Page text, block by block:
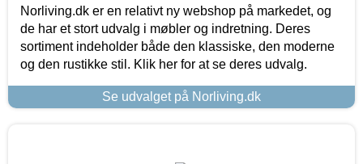
Norliving.dk er en relativt ny webshop på markedet, og
de har et stort udvalg i møbler og indretning. Deres
sortiment indeholder både den klassiske, den moderne
og den rustikke stil. Klik her for at se deres udvalg.
Se udvalget på Norliving.dk